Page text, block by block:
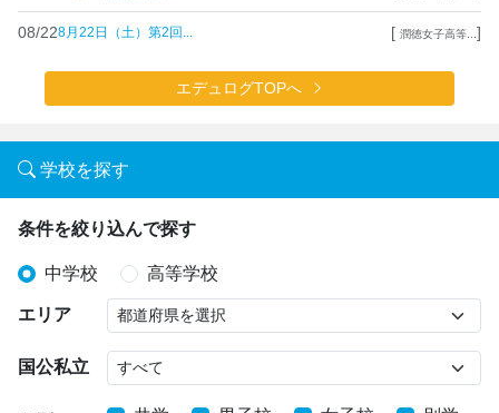
08/228月22日（土）第2回... [ 潤徳女子高等... ]
エデュログTOPへ
学校を探す
条件を絞り込んで探す
中学校 高等学校
エリア
国公私立